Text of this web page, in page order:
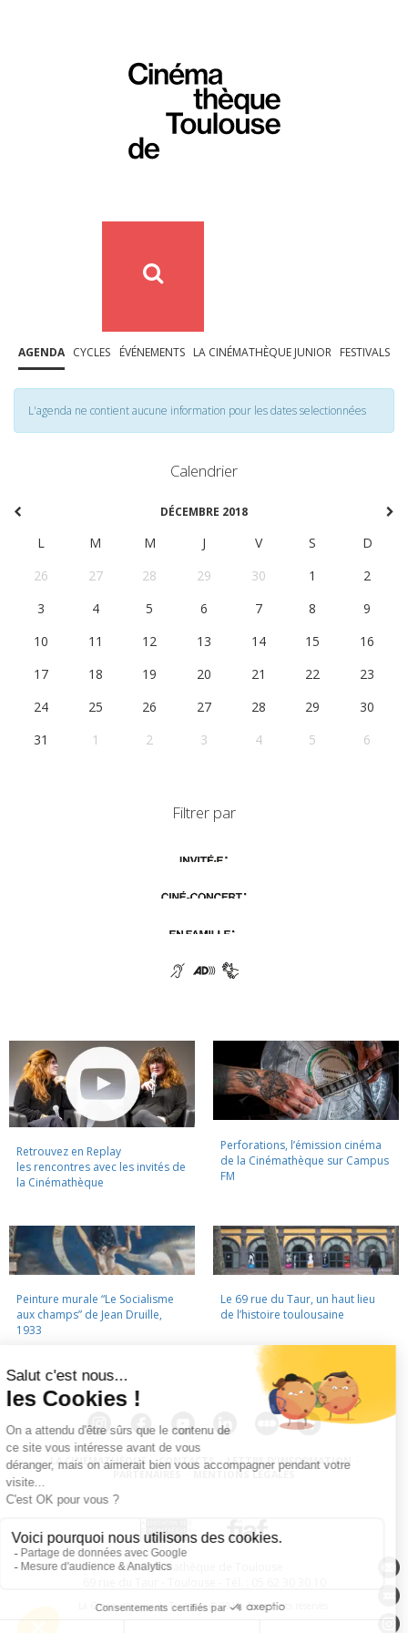
AGENDA CYCLES ÉVÉNEMENTS LA CINÉMATHÈQUE JUNIOR FESTIVALS
L'agenda ne contient aucune information pour les dates selectionnées
Calendrier
DÉCEMBRE 2018
L M M J V S
D
26
27 28 29 30 1
2
3
4 5 6 7 8
9
10
11 12 13 14 15
16
17
18 19 20 21 22
23
24
25 26 27 28 29
30
31
1 2 3 4 5 6
Filtrer par
Retrouvez en Replay
les rencontres avec les invités de
la Cinémathèque
Perforations, l’émission cinéma
de la Cinémathèque sur Campus
FM
Peinture murale “Le Socialisme
aux champs” de Jean Druille,
1933
Le 69 rue du Taur, un haut lieu
de l’histoire toulousaine
LA CINÉMATHÈQUE · CONTACTS · LETTRE D'INFORMATION
PARTENAIRES · MENTIONS LÉGALES
La Cinémathèque de Toulouse
La Cinémathèque de Toulouse © 2015. Tous droits réservés.